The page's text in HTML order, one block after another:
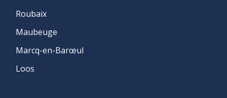
Roubaix
Maubeuge
Marcq-en-Barœul
Loos